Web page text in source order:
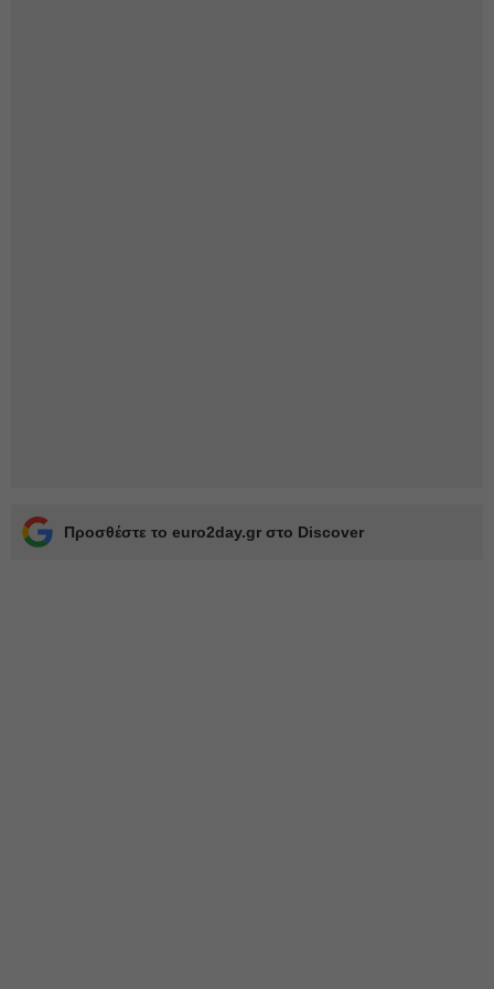
Προσθέστε το euro2day.gr στο Discover